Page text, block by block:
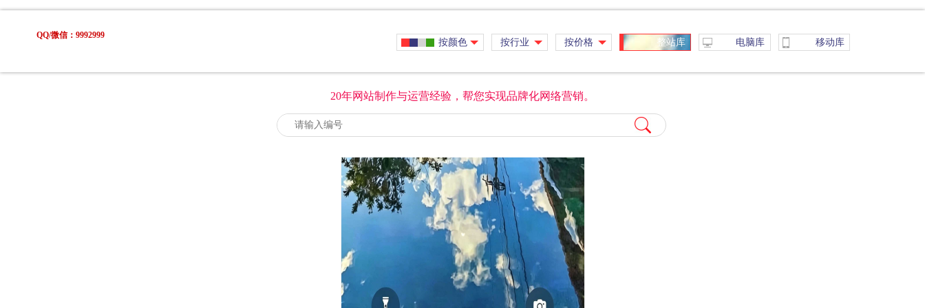
QQ/微信：9992999
按颜色 按行业 按价格 整站库 电脑库 移动库
20年网站制作与运营经验，帮您实现品牌化网络营销。